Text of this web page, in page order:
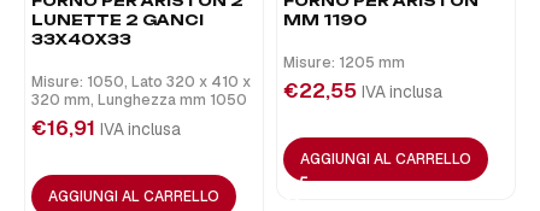
LUNETTE 2 GANCI
33X40X33
Misure: 1050, Lato 320 x 410 x
320 mm, Lunghezza mm 1050
€16,91 IVA inclusa
AGGIUNGI AL CARRELLO
MM 1190
Misure: 1205 mm
€22,55 IVA inclusa
AGGIUNGI AL CARRELLO